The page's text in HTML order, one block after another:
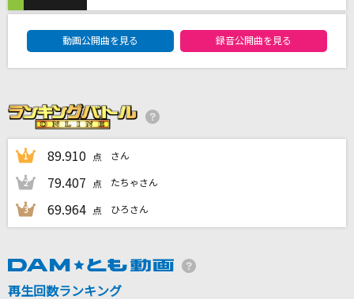
1HOLE
すち
涼宮ハルヒ(CV.平野綾)
おあいこ
カラオケ最新情報をチェック！
動画公開曲を見る 録音公開曲を見る
1 89.910 点 さん
2 79.407 点 たちゃさん
3 69.964 点 ひろさん
再生回数ランキング